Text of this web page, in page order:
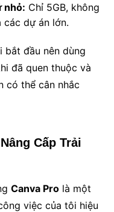
nhỏ: Chỉ 5GB, không
dự án lớn.
bắt đầu nên dùng
đã quen thuộc và
có thể cân nhắc
Cấp Trải
Canva Prolà một
việc của tôi hiệu